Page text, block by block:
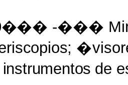
-���
�
instrumentos de